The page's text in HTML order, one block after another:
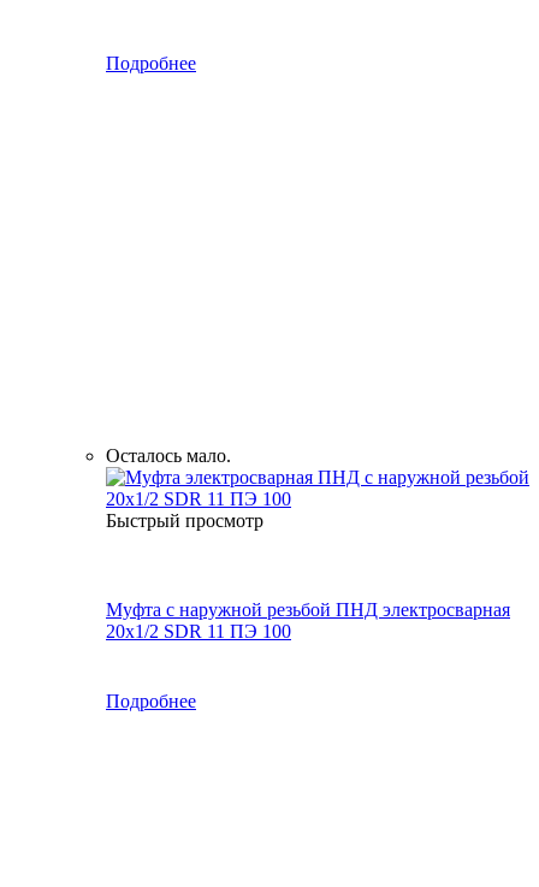
Подробнее
Осталось мало.
Быстрый просмотр
Муфта с наружной резьбой ПНД электросварная
20x1/2 SDR 11 ПЭ 100
Подробнее